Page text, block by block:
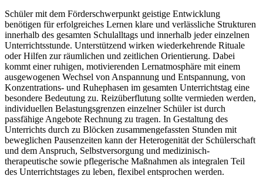
Schüler mit dem Förderschwerpunkt geistige Entwicklung
benötigen für erfolgreiches Lernen klare und verlässliche Strukturen
innerhalb des gesamten Schulalltags und innerhalb jeder einzelnen
Unterrichtsstunde. Unterstützend wirken wiederkehrende Rituale
oder Hilfen zur räumlichen und zeitlichen Orientierung. Dabei
kommt einer ruhigen, motivierenden Lernatmosphäre mit einem
ausgewogenen Wechsel von Anspannung und Entspannung, von
Konzentrations- und Ruhephasen im gesamten Unterrichtstag eine
besondere Bedeutung zu. Reizüberflutung sollte vermieden werden,
individuellen Belastungsgrenzen einzelner Schüler ist durch
passfähige Angebote Rechnung zu tragen. In Gestaltung des
Unterrichts durch zu Blöcken zusammengefassten Stunden mit
beweglichen Pausenzeiten kann der Heterogenität der Schülerschaft
und dem Anspruch, Selbstversorgung und medizinisch-
therapeutische sowie pflegerische Maßnahmen als integralen Teil
des Unterrichtstages zu leben, flexibel entsprochen werden.